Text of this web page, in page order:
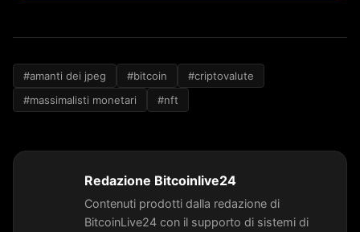
#amanti dei jpeg #bitcoin
#criptovalute
#massimalisti monetari
#nft
Redazione Bitcoinlive24
Contenuti prodotti dalla redazione di
BitcoinLive24 con il supporto di sistemi di